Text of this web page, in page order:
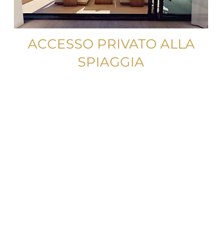
ACCESSO PRIVATO ALLA
SPIAGGIA